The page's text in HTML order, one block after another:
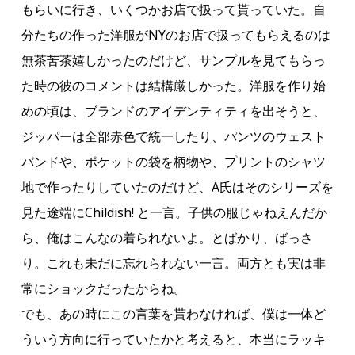
もらいに行き、いくつかお店で扱って貰っていた。自
分たちの作った洋服がNYのお店で扱ってもらえるのは
無茶苦茶嬉しかったのだけど、サンプルを見てもらっ
た時の彼のコメントは結構厳しかった。洋服を作り始
めの頃は、ブランドのアイデンティティを出そうと、
ジッパーは全部赤色で統一したり、パンツのウェスト
バンドや、ポケットの袋を柄物や、プリントのシャツ
地で作ったりしていたのだけど、A氏はそのシリーズを
見た途端にChildish! と一言。子供の服じゃねえんだか
ら、俺はこんなの着られないよ。とばかり、ばっさ
り。これも未だに忘れられない一言。両方とも実は非
常にショックだったからね。
でも、あの時にこの言葉を貰わなければ、僕は一体ど
ういう方向に行っていたかと考えると、本当にラッキ